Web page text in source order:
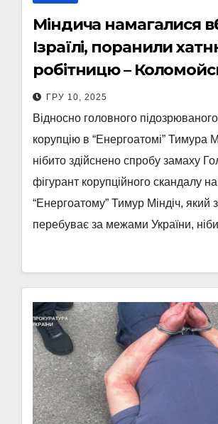
Міндича намагалися
Ізраїлі, поранили
робітницю –
ГРУ 10, 2025
Відносно головного
корупцію в “Енергоатомі” Тимура
нібито здійснено спробу замаху
фігурант корупційного скандалу
“Енергоатому” Тимур Міндіч, який
перебуває за межами України,